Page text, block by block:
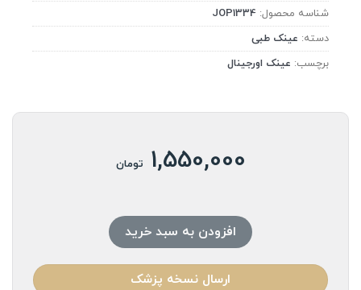
شناسه محصول: JOP1334
دسته: عینک طبی
برچسب: عینک اورجینال
1,550,000 تومان
افزودن به سبد خرید
ارسال نسخه پزشک